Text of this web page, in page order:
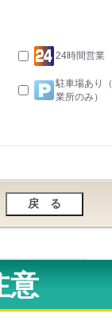
24時間営業
駐車場あり
業所のみ）
意